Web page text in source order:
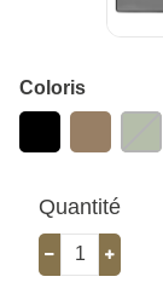
Coloris
Quantité